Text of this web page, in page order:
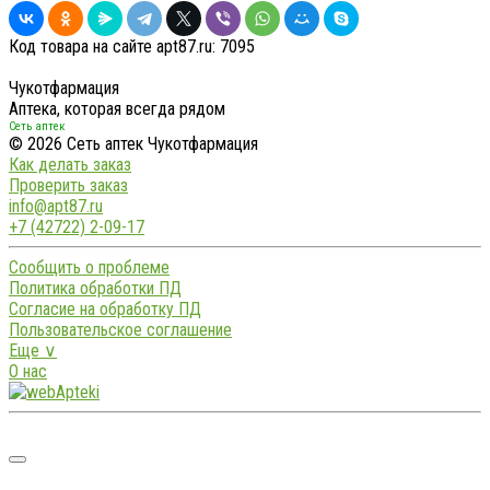
Код товара на сайте apt87.ru: 7095
Чукотфармация
Аптека, которая всегда рядом
Сеть аптек
© 2026 Сеть аптек Чукотфармация
Как делать заказ
Проверить заказ
info@apt87.ru
+7 (42722) 2-09-17
Сообщить о проблеме
Политика обработки ПД
Согласие на обработку ПД
Пользовательское соглашение
Еще ∨
О нас